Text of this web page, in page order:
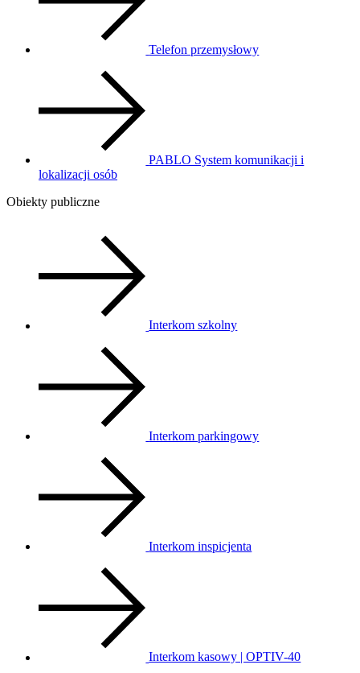
Telefon przemysłowy
PABLO System komunikacji i
lokalizacji osób
Obiekty publiczne
Interkom szkolny
Interkom parkingowy
Interkom inspicjenta
Interkom kasowy | OPTIV-40